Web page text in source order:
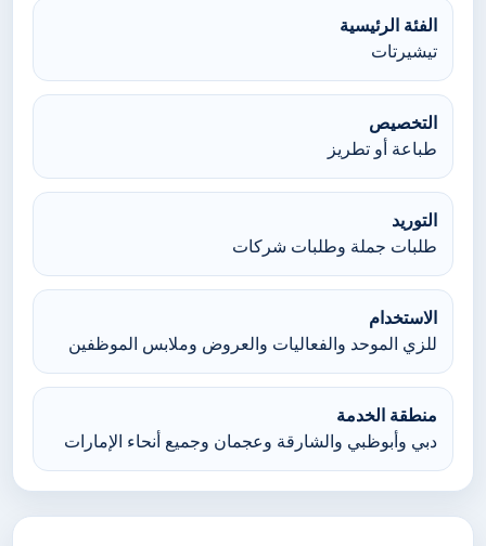
الفئة الرئيسية
تيشيرتات
التخصيص
طباعة أو تطريز
التوريد
طلبات جملة وطلبات شركات
الاستخدام
للزي الموحد والفعاليات والعروض وملابس الموظفين
منطقة الخدمة
دبي وأبوظبي والشارقة وعجمان وجميع أنحاء الإمارات